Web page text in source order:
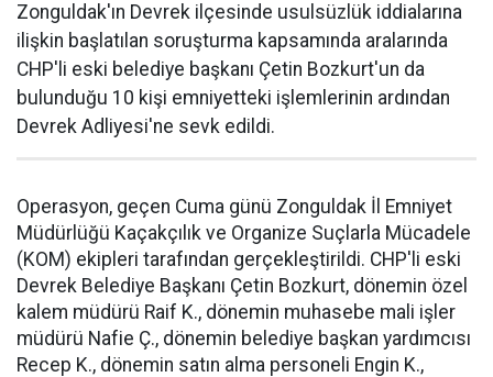
Zonguldak'ın Devrek ilçesinde usulsüzlük iddialarına
ilişkin başlatılan soruşturma kapsamında aralarında
CHP'li eski belediye başkanı Çetin Bozkurt'un da
bulunduğu 10 kişi emniyetteki işlemlerinin ardından
Devrek Adliyesi'ne sevk edildi.
Operasyon, geçen Cuma günü Zonguldak İl Emniyet
Müdürlüğü Kaçakçılık ve Organize Suçlarla Mücadele
(KOM) ekipleri tarafından gerçekleştirildi. CHP'li eski
Devrek Belediye Başkanı Çetin Bozkurt, dönemin özel
kalem müdürü Raif K., dönemin muhasebe mali işler
müdürü Nafie Ç., dönemin belediye başkan yardımcısı
Recep K., dönemin satın alma personeli Engin K.,